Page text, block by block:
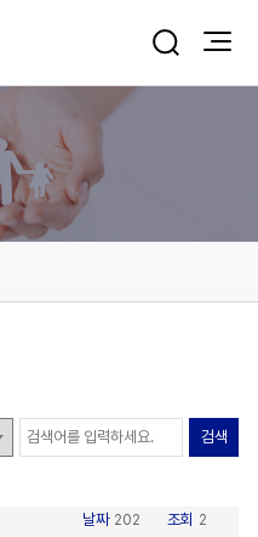
검색
날짜 202
조회 2